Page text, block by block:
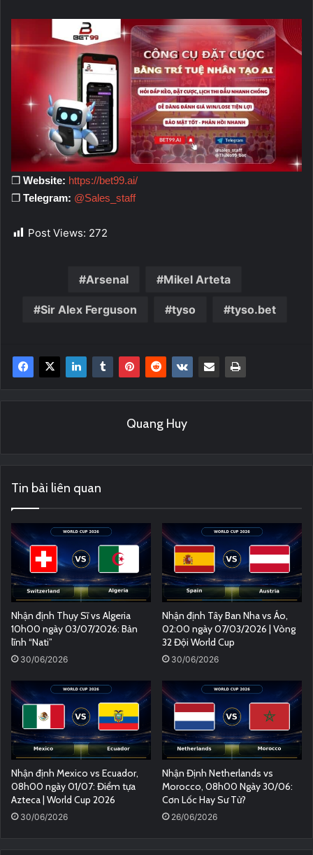
❐ Website: https://bet99.ai/
❐ Telegram: @Sales_staff
Post Views: 272
Arsenal Mikel Arteta
Sir Alex Ferguson tyso tyso.bet
Quang Huy
Tin bài liên quan
Nhận định Thụy Sĩ vs Algeria
10h00 ngày 03/07/2026: Bản
lĩnh “Nati”
30/06/2026
Nhận định Tây Ban Nha vs Áo,
02:00 ngày 07/03/2026 | Vòng
32 Đội World Cup
30/06/2026
Nhận định Mexico vs Ecuador,
08h00 ngày 01/07: Điểm tựa
Azteca | World Cup 2026
30/06/2026
Nhận Định Netherlands vs
Morocco, 08h00 Ngày 30/06:
Cơn Lốc Hay Sư Tử?
26/06/2026